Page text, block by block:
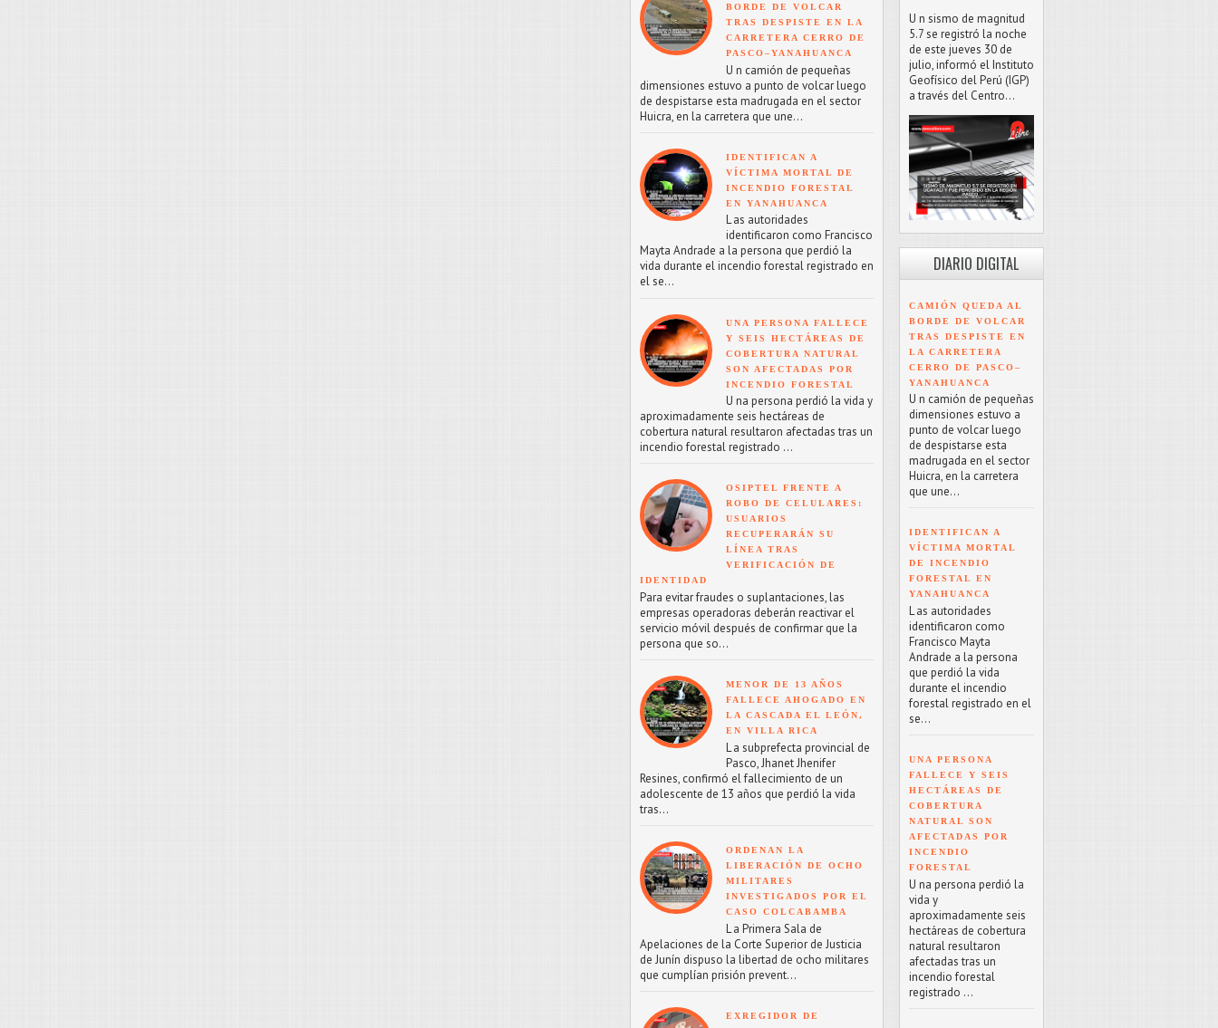
BORDE DE VOLCAR
TRAS DESPISTE EN LA
CARRETERA CERRO DE
PASCO–YANAHUANCA
U n camión de pequeñas
dimensiones estuvo a punto de volcar luego
de despistarse esta madrugada en el sector
Huicra, en la carretera que une...
IDENTIFICAN A
VÍCTIMA MORTAL DE
INCENDIO FORESTAL
EN YANAHUANCA
L as autoridades
identificaron como Francisco
Mayta Andrade a la persona que perdió la
vida durante el incendio forestal registrado en
el se...
UNA PERSONA FALLECE
Y SEIS HECTÁREAS DE
COBERTURA NATURAL
SON AFECTADAS POR
INCENDIO FORESTAL
U na persona perdió la vida y
aproximadamente seis hectáreas de
cobertura natural resultaron afectadas tras un
incendio forestal registrado ...
OSIPTEL FRENTE A
ROBO DE CELULARES:
USUARIOS
RECUPERARÁN SU
LÍNEA TRAS
VERIFICACIÓN DE
IDENTIDAD
Para evitar fraudes o suplantaciones, las
empresas operadoras deberán reactivar el
servicio móvil después de confirmar que la
persona que so...
MENOR DE 13 AÑOS
FALLECE AHOGADO EN
LA CASCADA EL LEÓN,
EN VILLA RICA
L a subprefecta provincial de
Pasco, Jhanet Jhenifer
Resines, confirmó el fallecimiento de un
adolescente de 13 años que perdió la vida
tras...
ORDENAN LA
LIBERACIÓN DE OCHO
MILITARES
INVESTIGADOS POR EL
CASO COLCABAMBA
L a Primera Sala de
Apelaciones de la Corte Superior de Justicia
de Junín dispuso la libertad de ocho militares
que cumplían prisión prevent...
EXREGIDOR DE
U n sismo de magnitud
5.7 se registró la noche
de este jueves 30 de
julio, informó el Instituto
Geofísico del Perú (IGP)
a través del Centro...
DIARIO DIGITAL
CAMIÓN QUEDA AL
BORDE DE VOLCAR
TRAS DESPISTE EN
LA CARRETERA
CERRO DE PASCO–
YANAHUANCA
U n camión de pequeñas
dimensiones estuvo a
punto de volcar luego
de despistarse esta
madrugada en el sector
Huicra, en la carretera
que une...
IDENTIFICAN A
VÍCTIMA MORTAL
DE INCENDIO
FORESTAL EN
YANAHUANCA
L as autoridades
identificaron como
Francisco Mayta
Andrade a la persona
que perdió la vida
durante el incendio
forestal registrado en el
se...
UNA PERSONA
FALLECE Y SEIS
HECTÁREAS DE
COBERTURA
NATURAL SON
AFECTADAS POR
INCENDIO
FORESTAL
U na persona perdió la
vida y
aproximadamente seis
hectáreas de cobertura
natural resultaron
afectadas tras un
incendio forestal
registrado ...